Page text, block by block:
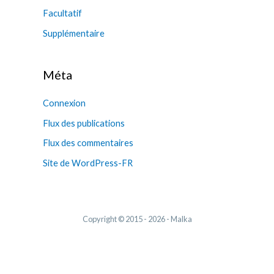
:
Facultatif
Supplémentaire
Méta
Connexion
Flux des publications
Flux des commentaires
Site de WordPress-FR
Copyright © 2015 - 2026 - Malka